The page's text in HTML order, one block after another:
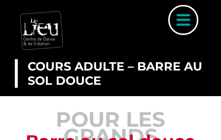
content
Toggle
A
COURS ADULTE – BARRE AU
SOL DOUCE
POUR LES